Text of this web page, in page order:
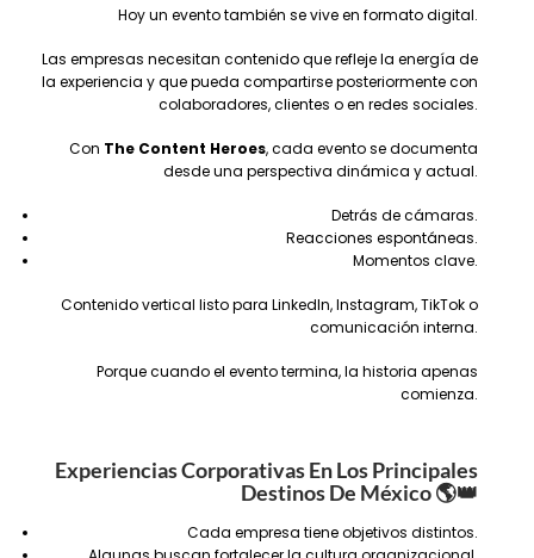
Hoy un evento también se vive en formato digital.
Las empresas necesitan contenido que refleje la energía de
la experiencia y que pueda compartirse posteriormente con
colaboradores, clientes o en redes sociales.
Con The Content Heroes, cada evento se documenta
desde una perspectiva dinámica y actual.
Detrás de cámaras.
Reacciones espontáneas.
Momentos clave.
Contenido vertical listo para LinkedIn, Instagram, TikTok o
comunicación interna.
Porque cuando el evento termina, la historia apenas
comienza.
Experiencias Corporativas En Los Principales
Destinos De México🌎👑
Cada empresa tiene objetivos distintos.